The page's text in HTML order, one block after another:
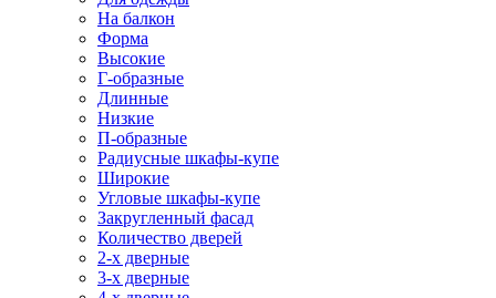
На балкон
Форма
Высокие
Г-образные
Длинные
Низкие
П-образные
Радиусные шкафы-купе
Широкие
Угловые шкафы-купе
Закругленный фасад
Количество дверей
2-х дверные
3-х дверные